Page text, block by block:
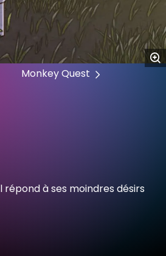
Monkey Quest
à ses moindres désirs